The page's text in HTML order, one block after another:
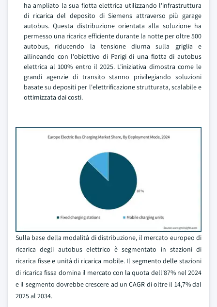
ha ampliato la sua flotta elettrica utilizzando l'infrastruttura
di ricarica del deposito di Siemens attraverso più garage
autobus. Questa distribuzione orientata alla soluzione ha
permesso una ricarica efficiente durante la notte per oltre 500
autobus, riducendo la tensione diurna sulla griglia e
allineando con l'obiettivo di Parigi di una flotta di autobus
elettrica al 100% entro il 2025. L'iniziativa dimostra come le
grandi agenzie di transito stanno privilegiando soluzioni
basate su depositi per l'elettrificazione strutturata, scalabile e
ottimizzata dai costi.
Sulla base della modalità di distribuzione, il mercato europeo di
ricarica degli autobus elettrico è segmentato in stazioni di
ricarica fisse e unità di ricarica mobile. Il segmento delle stazioni
di ricarica fissa domina il mercato con la quota dell'87% nel 2024
e il segmento dovrebbe crescere ad un CAGR di oltre il 14,7% dal
2025 al 2034.